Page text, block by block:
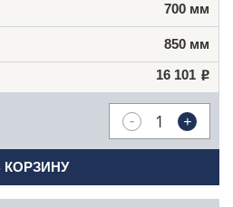
700 мм
850 мм
16 101 Р
- +
КОРЗИНУ